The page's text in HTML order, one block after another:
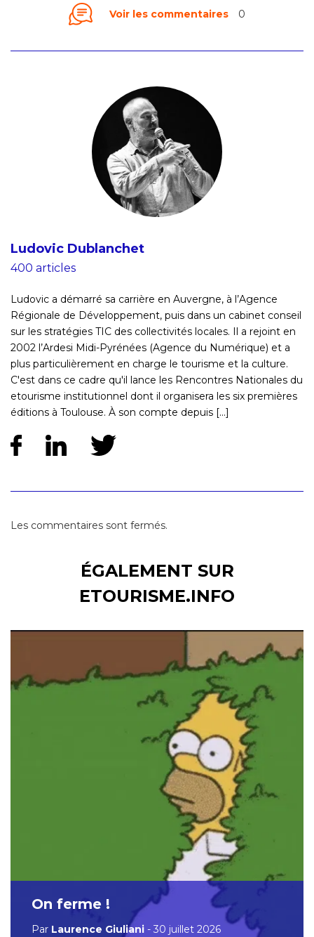
Voir les commentaires 0
Ludovic Dublanchet
400 articles
Ludovic a démarré sa carrière en Auvergne, à l’Agence
Régionale de Développement, puis dans un cabinet conseil
sur les stratégies TIC des collectivités locales. Il a rejoint en
2002 l’Ardesi Midi-Pyrénées (Agence du Numérique) et a
plus particulièrement en charge le tourisme et la culture.
C'est dans ce cadre qu'il lance les Rencontres Nationales du
etourisme institutionnel dont il organisera les six premières
éditions à Toulouse. À son compte depuis [...]
Les commentaires sont fermés.
ÉGALEMENT SUR
ETOURISME.INFO
On ferme !
Par Laurence Giuliani - 30 juillet 2026